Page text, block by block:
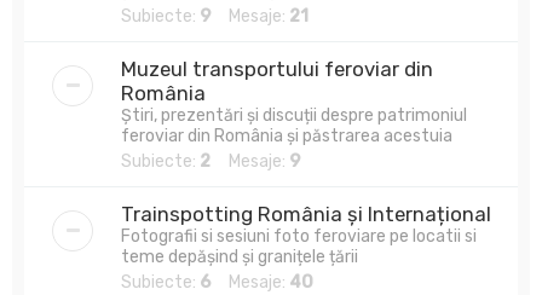
Subiecte: 9 Mesaje: 21
Muzeul transportului feroviar din
România
Știri, prezentări și discuții despre patrimoniul
feroviar din România și păstrarea acestuia
Subiecte: 2 Mesaje: 9
Trainspotting România și Internațional
Fotografii si sesiuni foto feroviare pe locatii si
teme depășind și granițele țării
Subiecte: 6 Mesaje: 40